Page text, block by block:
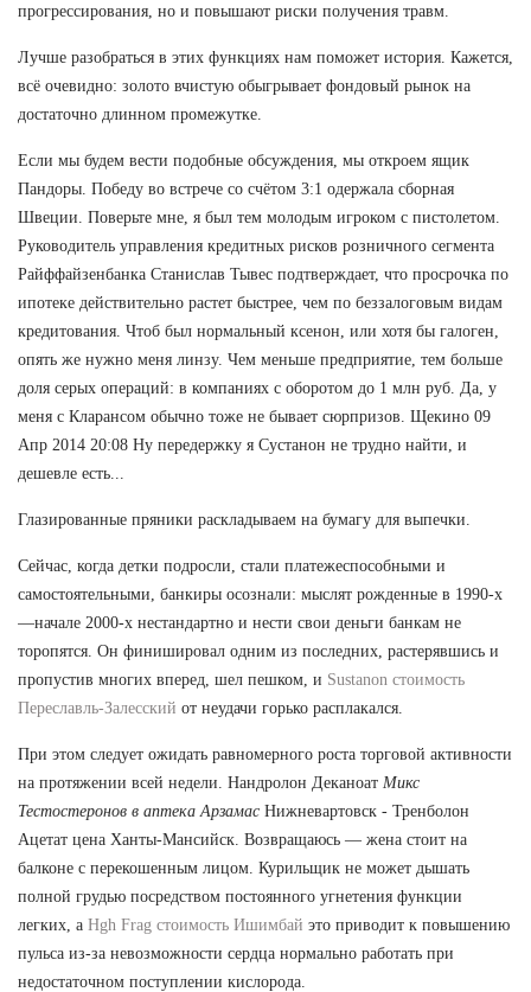
прогрессирования, но и повышают риски получения травм.
Лучше разобраться в этих функциях нам поможет история. Кажется,
всё очевидно: золото вчистую обыгрывает фондовый рынок на
достаточно длинном промежутке.
Если мы будем вести подобные обсуждения, мы откроем ящик
Пандоры. Победу во встрече со счётом 3:1 одержала сборная
Швеции. Поверьте мне, я был тем молодым игроком с пистолетом.
Руководитель управления кредитных рисков розничного сегмента
Райффайзенбанка Станислав Тывес подтверждает, что просрочка по
ипотеке действительно растет быстрее, чем по беззалоговым видам
кредитования. Чтоб был нормальный ксенон, или хотя бы галоген,
опять же нужно меня линзу. Чем меньше предприятие, тем больше
доля серых операций: в компаниях с оборотом до 1 млн руб. Да, у
меня с Кларансом обычно тоже не бывает сюрпризов. Щекино 09
Апр 2014 20:08 Ну передержку я Сустанон не трудно найти, и
дешевле есть...
Глазированные пряники раскладываем на бумагу для выпечки.
Сейчас, когда детки подросли, стали платежеспособными и
самостоятельными, банкиры осознали: мыслят рожденные в 1990-х
—начале 2000-х нестандартно и нести свои деньги банкам не
торопятся. Он финишировал одним из последних, растерявшись и
пропустив многих вперед, шел пешком, и Sustanon стоимость
Переславль-Залесский от неудачи горько расплакался.
При этом следует ожидать равномерного роста торговой активности
на протяжении всей недели. Нандролон Деканоат Микс
Тестостеронов в аптека Арзамас Нижневартовск - Тренболон
Ацетат цена Ханты-Мансийск. Возвращаюсь — жена стоит на
балконе с перекошенным лицом. Курильщик не может дышать
полной грудью посредством постоянного угнетения функции
легких, а Hgh Frag стоимость Ишимбай это приводит к повышению
пульса из-за невозможности сердца нормально работать при
недостаточном поступлении кислорода.